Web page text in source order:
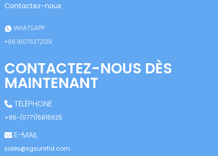
Contactez-nous
WHATSAPP
+86 18076372139
CONTACTEZ-NOUS DÈS
MAINTENANT
TÉLÉPHONE
+86-(0771)5816625
E-MAIL
sales@xgsunrfid.com